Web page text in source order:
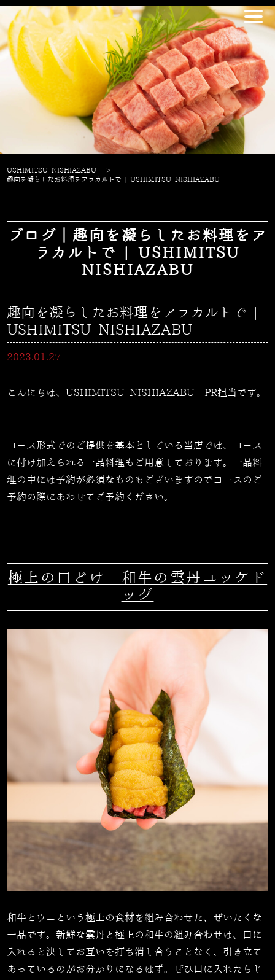
USHIMITSU NISHIAZABU
>
趣向を凝らしたお料理をアラカルトで | USHIMITSU NISHIAZABU
ブログ｜趣向を凝らしたお料理をア
ラカルトで | USHIMITSU
NISHIAZABU
趣向を凝らしたお料理をアラカルトで |
USHIMITSU NISHIAZABU
2023.01.27
こんにちは、USHIMITSU NISHIAZABU PR担当です。
コース形式でのご提供を基本としている当店では、コース
に付け加えられる一品料理もご用意しております。一品料
理の中には予約が必須なものもございますのでコースのご
予約の際にあわせてご予約ください。
極上の口どけ 和牛の雲丹ユッケド
ッグ
和牛とウニという極上の食材を組み合わせた、ぜいたくな
一品です。新鮮な雲丹と極上の和牛の組み合わせは、口に
入れると決してお互いを打ち消し合うことなく、引き立て
あっているのがお分かりになるはず。ぜひ口に入れたらじ